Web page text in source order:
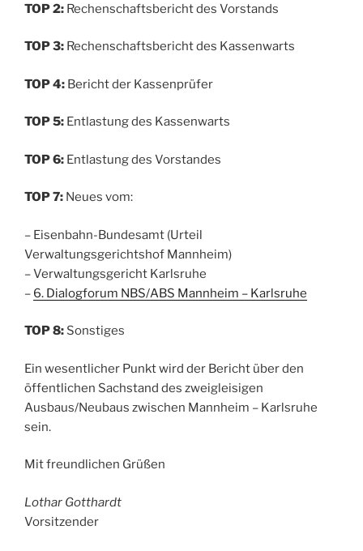
TOP 2: Rechenschaftsbericht des Vorstands
TOP 3: Rechenschaftsbericht des Kassenwarts
TOP 4: Bericht der Kassenprüfer
TOP 5: Entlastung des Kassenwarts
TOP 6: Entlastung des Vorstandes
TOP 7: Neues vom:
– Eisenbahn-Bundesamt (Urteil
Verwaltungsgerichtshof Mannheim)
– Verwaltungsgericht Karlsruhe
– 6. Dialogforum NBS/ABS Mannheim – Karlsruhe
TOP 8: Sonstiges
Ein wesentlicher Punkt wird der Bericht über den
öffentlichen Sachstand des zweigleisigen
Ausbaus/Neubaus zwischen Mannheim – Karlsruhe
sein.
Mit freundlichen Grüßen
Lothar Gotthardt
Vorsitzender